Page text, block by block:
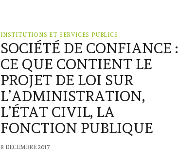
INSTITUTIONS ET SERVICES PUBLICS
SOCIÉTÉ DE CONFIANCE :
CE QUE CONTIENT LE
PROJET DE LOI SUR
L’ADMINISTRATION,
L’ÉTAT CIVIL, LA
FONCTION PUBLIQUE
8 DÉCEMBRE 2017